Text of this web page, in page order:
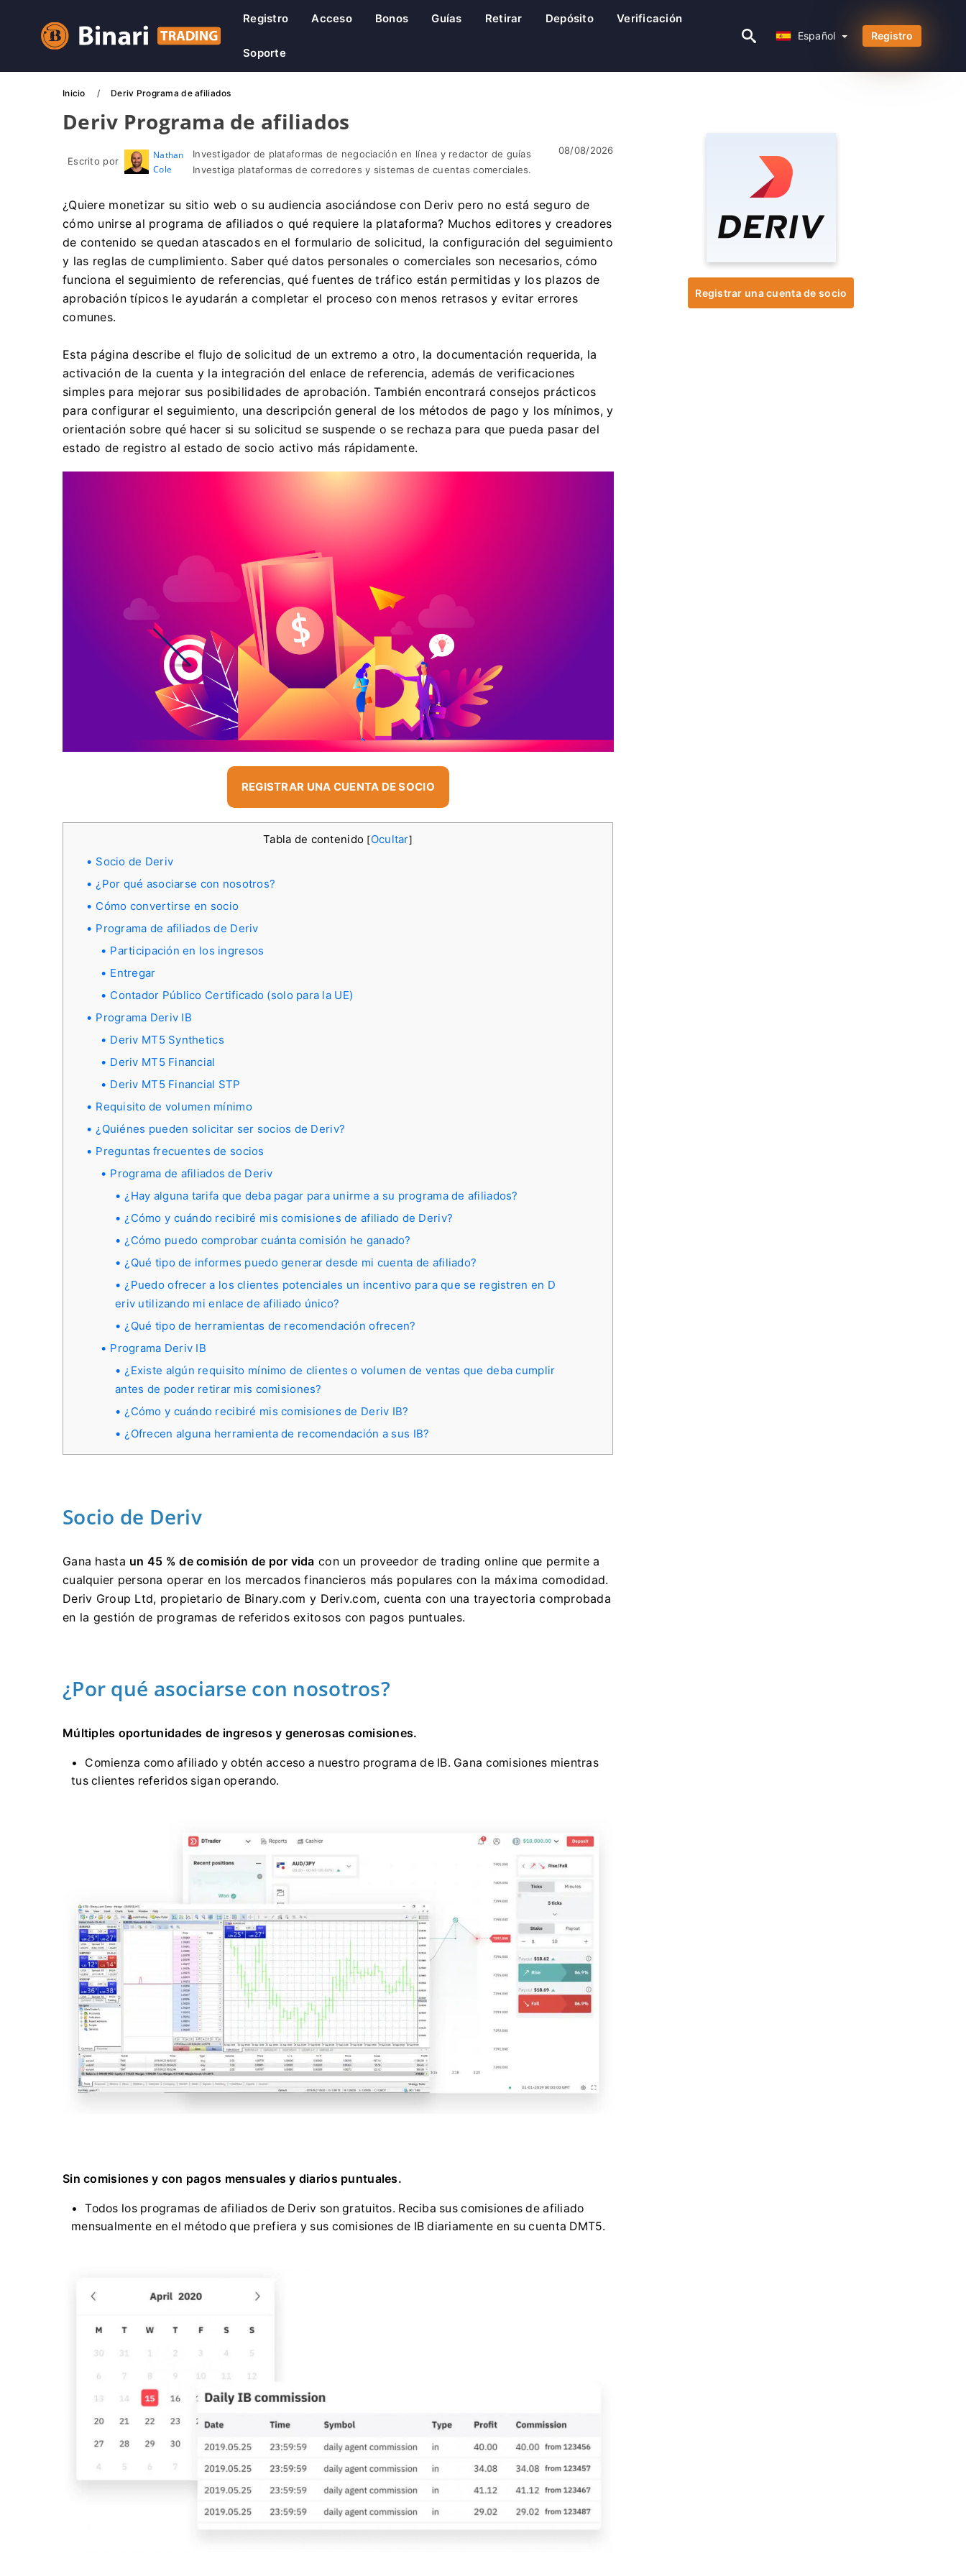
Registro Acceso Bonos Guías Retirar Depósito Verificación
Soporte
Español Registro
Inicio Deriv Programa de afiliados
Deriv Programa de afiliados
Escrito por
Nathan
Cole
Investigador de plataformas de negociación en línea y redactor de guías
Investiga plataformas de corredores y sistemas de cuentas comerciales.
08/08/2026
¿Quiere monetizar su sitio web o su audiencia asociándose con Deriv pero no está seguro de
cómo unirse al programa de afiliados o qué requiere la plataforma? Muchos editores y creadores
de contenido se quedan atascados en el formulario de solicitud, la configuración del seguimiento
y las reglas de cumplimiento. Saber qué datos personales o comerciales son necesarios, cómo
funciona el seguimiento de referencias, qué fuentes de tráfico están permitidas y los plazos de
aprobación típicos le ayudarán a completar el proceso con menos retrasos y evitar errores
comunes.
Esta página describe el flujo de solicitud de un extremo a otro, la documentación requerida, la
activación de la cuenta y la integración del enlace de referencia, además de verificaciones
simples para mejorar sus posibilidades de aprobación. También encontrará consejos prácticos
para configurar el seguimiento, una descripción general de los métodos de pago y los mínimos, y
orientación sobre qué hacer si su solicitud se suspende o se rechaza para que pueda pasar del
estado de registro al estado de socio activo más rápidamente.
REGISTRAR UNA CUENTA DE SOCIO
Tabla de contenido [Ocultar]
Socio de Deriv
¿Por qué asociarse con nosotros?
Cómo convertirse en socio
Programa de afiliados de Deriv
Participación en los ingresos
Entregar
Contador Público Certificado (solo para la UE)
Programa Deriv IB
Deriv MT5 Synthetics
Deriv MT5 Financial
Deriv MT5 Financial STP
Requisito de volumen mínimo
¿Quiénes pueden solicitar ser socios de Deriv?
Preguntas frecuentes de socios
Programa de afiliados de Deriv
¿Hay alguna tarifa que deba pagar para unirme a su programa de afiliados?
¿Cómo y cuándo recibiré mis comisiones de afiliado de Deriv?
¿Cómo puedo comprobar cuánta comisión he ganado?
¿Qué tipo de informes puedo generar desde mi cuenta de afiliado?
¿Puedo ofrecer a los clientes potenciales un incentivo para que se registren en D
eriv utilizando mi enlace de afiliado único?
¿Qué tipo de herramientas de recomendación ofrecen?
Programa Deriv IB
¿Existe algún requisito mínimo de clientes o volumen de ventas que deba cumplir
antes de poder retirar mis comisiones?
¿Cómo y cuándo recibiré mis comisiones de Deriv IB?
¿Ofrecen alguna herramienta de recomendación a sus IB?
Socio de Deriv
Gana hasta un 45 % de comisión de por vida con un proveedor de trading online que permite a
cualquier persona operar en los mercados financieros más populares con la máxima comodidad.
Deriv Group Ltd, propietario de Binary.com y Deriv.com, cuenta con una trayectoria comprobada
en la gestión de programas de referidos exitosos con pagos puntuales.
¿Por qué asociarse con nosotros?
Múltiples oportunidades de ingresos y generosas comisiones.
Comienza como afiliado y obtén acceso a nuestro programa de IB. Gana comisiones mientras
tus clientes referidos sigan operando.
Sin comisiones y con pagos mensuales y diarios puntuales.
Todos los programas de afiliados de Deriv son gratuitos. Reciba sus comisiones de afiliado
mensualmente en el método que prefiera y sus comisiones de IB diariamente en su cuenta DMT5.
Registrar una cuenta de socio